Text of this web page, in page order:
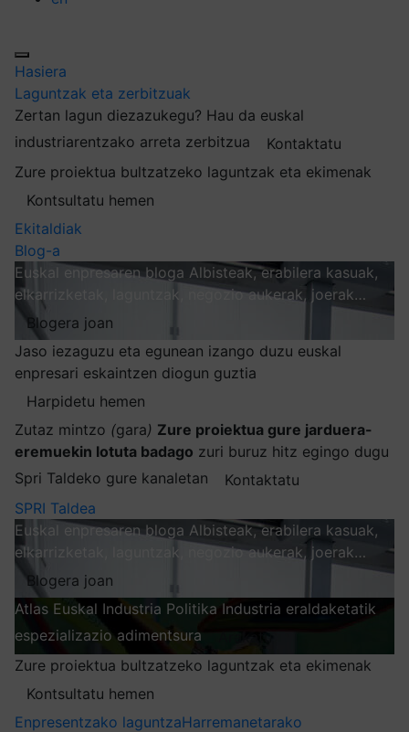
Hasiera
Laguntzak eta zerbitzuak
Zertan lagun diezazukegu? Hau da euskal
industriarentzako arreta zerbitzua
Kontaktatu
Zure proiektua bultzatzeko laguntzak eta ekimenak
Kontsultatu hemen
Ekitaldiak
Blog-a
Euskal enpresaren bloga Albisteak, erabilera kasuak,
elkarrizketak, laguntzak, negozio aukerak, joerak…
Blogera joan
Jaso iezaguzu eta egunean izango duzu euskal
enpresari eskaintzen diogun guztia
Harpidetu hemen
Zutaz mintzo (gara) Zure proiektua gure jarduera-
eremuekin lotuta badago zuri buruz hitz egingo dugu
Spri Taldeko gure kanaletan
Kontaktatu
SPRI Taldea
Euskal enpresaren bloga Albisteak, erabilera kasuak,
elkarrizketak, laguntzak, negozio aukerak, joerak…
Blogera joan
Atlas Euskal Industria Politika Industria eraldaketatik
espezializazio adimentsura
Zure proiektua bultzatzeko laguntzak eta ekimenak
Kontsultatu hemen
Enpresentzako laguntzaHarremanetarako